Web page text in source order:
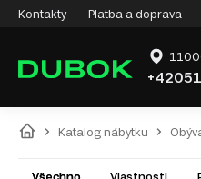
Kontakty Platba a doprava
Katalog nábytku
Všechno Vlastnosti